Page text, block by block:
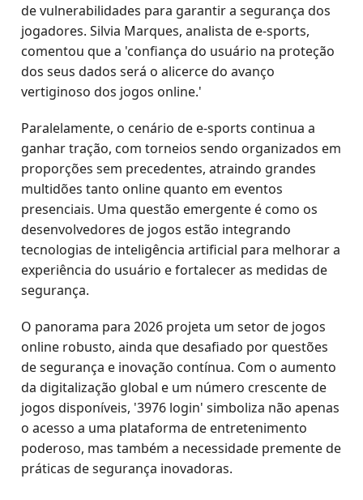
de vulnerabilidades para garantir a segurança dos
jogadores. Silvia Marques, analista de e-sports,
comentou que a 'confiança do usuário na proteção
dos seus dados será o alicerce do avanço
vertiginoso dos jogos online.'
Paralelamente, o cenário de e-sports continua a
ganhar tração, com torneios sendo organizados em
proporções sem precedentes, atraindo grandes
multidões tanto online quanto em eventos
presenciais. Uma questão emergente é como os
desenvolvedores de jogos estão integrando
tecnologias de inteligência artificial para melhorar a
experiência do usuário e fortalecer as medidas de
segurança.
O panorama para 2026 projeta um setor de jogos
online robusto, ainda que desafiado por questões
de segurança e inovação contínua. Com o aumento
da digitalização global e um número crescente de
jogos disponíveis, '3976 login' simboliza não apenas
o acesso a uma plataforma de entretenimento
poderoso, mas também a necessidade premente de
práticas de segurança inovadoras.